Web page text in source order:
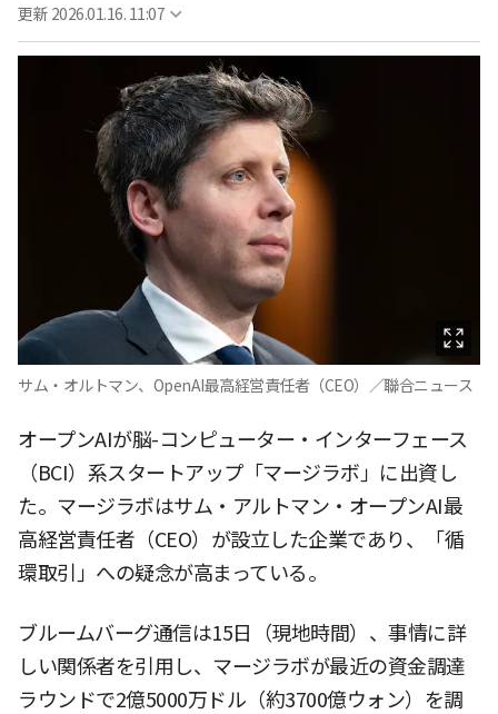
更新 2026.01.16. 11:07
サム・オルトマン、OpenAI最高経営責任者（CEO）／聯合ニュース
オープンAIが脳-コンピューター・インターフェース
（BCI）系スタートアップ「マージラボ」に出資し
た。マージラボはサム・アルトマン・オープンAI最
高経営責任者（CEO）が設立した企業であり、「循
環取引」への疑念が高まっている。
ブルームバーグ通信は15日（現地時間）、事情に詳
しい関係者を引用し、マージラボが最近の資金調達
ラウンドで2億5000万ドル（約3700億ウォン）を調